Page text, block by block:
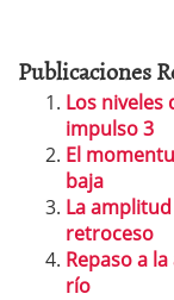
Publicaciones
Los niveles
impulso 3
El
baja
La
retroceso
Repaso a
río